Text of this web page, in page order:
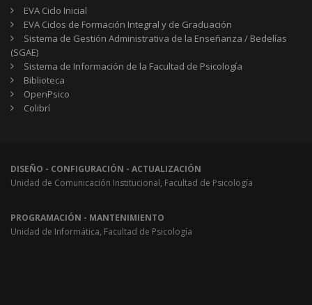
EVA Ciclo Inicial
EVA Ciclos de Formación Integral y de Graduación
Sistema de Gestión Administrativa de la Enseñanza / Bedelías
(SGAE)
Sistema de Información de la Facultad de Psicología
Biblioteca
OpenPsico
Colibrí
DISEÑO - CONFIGURACIÓN - ACTUALIZACIÓN
Unidad de Comunicación Institucional, Facultad de Psicología
PROGRAMACIÓN - MANTENIMIENTO
Unidad de Informática, Facultad de Psicología